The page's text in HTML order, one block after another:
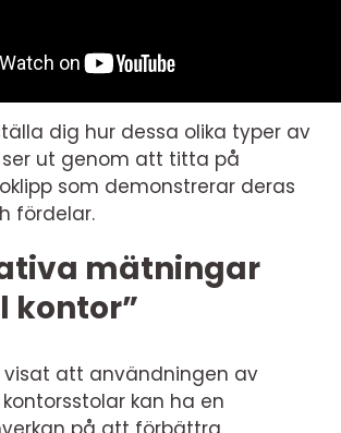
dig hur dessa olika typer av
ser ut genom att titta på
som demonstrerar deras
fördelar.
mätningar
kontor”
visat att användningen av
kan ha en